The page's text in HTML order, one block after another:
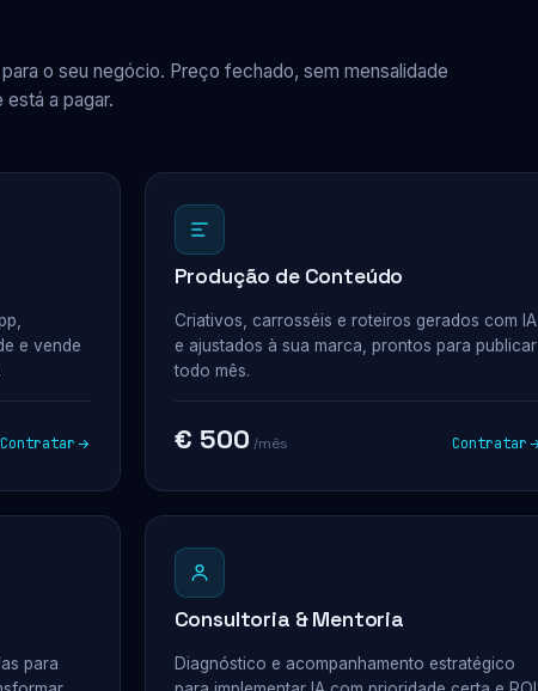
o seu negócio. Preço fechado, sem mensalidade
a pagar.
e vende
Contratar
Produção de Conteúdo
Criativos, carrosséis e roteiros gerados com IA
e ajustados à sua marca, prontos para publicar
todo mês.
€ 500 /mês Contratar
para
Consultoria & Mentoria
Diagnóstico e acompanhamento estratégico